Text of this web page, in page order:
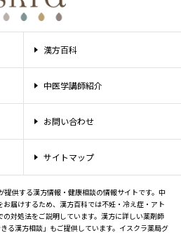
漢方百科
中医学講師紹介
お問い合わせ
サイトマップ
供する漢方情報・健康相談の情報サイトです。中
届けするため、漢方百科では不妊・冷え症・アト
対処法をご説明しています。漢方に詳しい薬剤師
る漢方相談」もご提供しています。イスクラ薬局グ